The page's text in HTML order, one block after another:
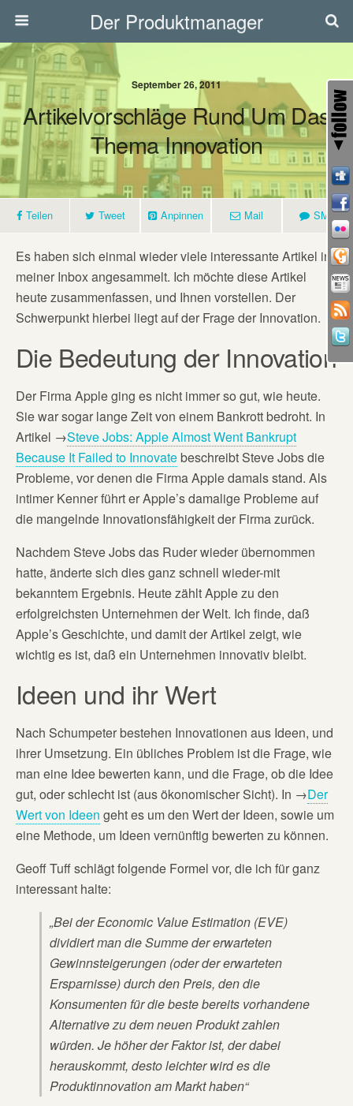
Der Produktmanager
September 26, 2011
Artikelvorschläge Rund Um Das
Thema Innovation
Teilen Tweet Anpinnen Mail SMS
Es haben sich einmal wieder viele interessante Artikel in
meiner Inbox angesammelt. Ich möchte diese Artikel
heute zusammenfassen, und Ihnen vorstellen. Der
Schwerpunkt hierbei liegt auf der Frage der Innovation.
Die Bedeutung der Innovation
Der Firma Apple ging es nicht immer so gut, wie heute.
Sie war sogar lange Zeit von einem Bankrott bedroht. In
Artikel →Steve Jobs: Apple Almost Went Bankrupt
Because It Failed to Innovatebeschreibt Steve Jobs die
Probleme, vor denen die Firma Apple damals stand. Als
intimer Kenner führt er Apple’s damalige Probleme auf
die mangelnde Innovationsfähigkeit der Firma zurück.
Nachdem Steve Jobs das Ruder wieder übernommen
hatte, änderte sich dies ganz schnell wieder-mit
bekanntem Ergebnis. Heute zählt Apple zu den
erfolgreichsten Unternehmen der Welt. Ich finde, daß
Apple’s Geschichte, und damit der Artikel zeigt, wie
wichtig es ist, daß ein Unternehmen innovativ bleibt.
Ideen und ihr Wert
Nach Schumpeter bestehen Innovationen aus Ideen, und
ihrer Umsetzung. Ein übliches Problem ist die Frage, wie
man eine Idee bewerten kann, und die Frage, ob die Idee
gut, oder schlecht ist (aus ökonomischer Sicht). In →Der
Wert von Ideen geht es um den Wert der Ideen, sowie um
eine Methode, um Ideen vernünftig bewerten zu können.
Geoff Tuff schlägt folgende Formel vor, die ich für ganz
interessant halte:
„Bei der Economic Value Estimation (EVE)
dividiert man die Summe der erwarteten
Gewinnsteigerungen (oder der erwarteten
Ersparnisse) durch den Preis, den die
Konsumenten für die beste bereits vorhandene
Alternative zu dem neuen Produkt zahlen
würden. Je höher der Faktor ist, der dabei
herauskommt, desto leichter wird es die
Produktinnovation am Markt haben“